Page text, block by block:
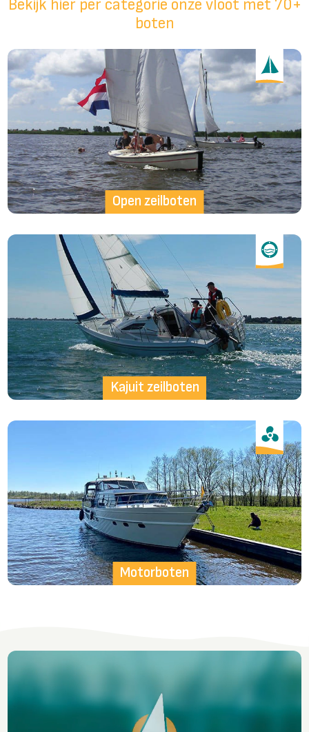
Bekijk hier per categorie onze vloot met 70+
boten
Open zeilboten
Kajuit zeilboten
Motorboten